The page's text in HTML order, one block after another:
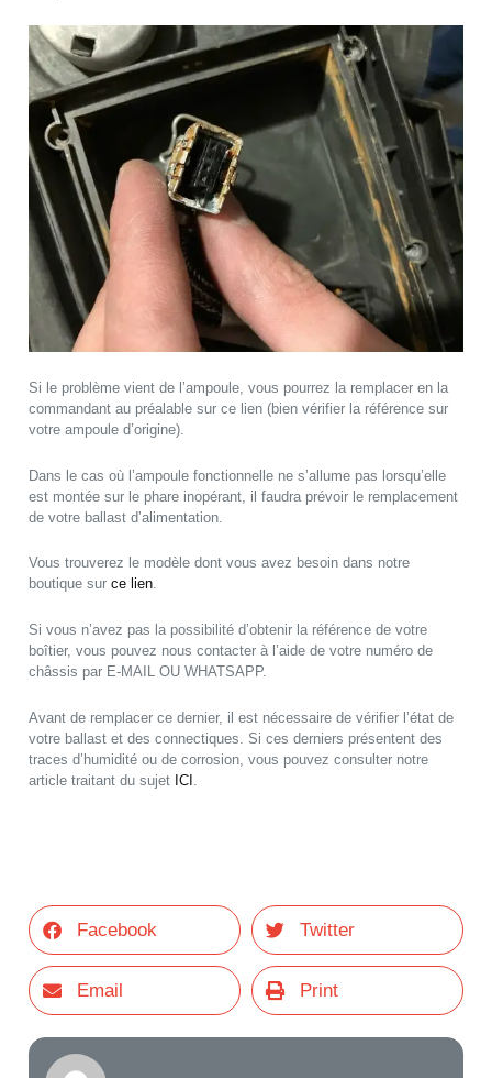
Si le problème vient de l’ampoule, vous pourrez la remplacer en la
commandant au préalable sur ce lien (bien vérifier la référence sur
votre ampoule d’origine).
Dans le cas où l’ampoule fonctionnelle ne s’allume pas lorsqu’elle
est montée sur le phare inopérant, il faudra prévoir le remplacement
de votre ballast d’alimentation.
Vous trouverez le modèle dont vous avez besoin dans notre
boutique surce lien.
Si vous n’avez pas la possibilité d’obtenir la référence de votre
boîtier, vous pouvez nous contacter à l’aide de votre numéro de
châssis par E-MAIL OU WHATSAPP.
Avant de remplacer ce dernier, il est nécessaire de vérifier l’état de
votre ballast et des connectiques. Si ces derniers présentent des
traces d’humidité ou de corrosion, vous pouvez consulter notre
article traitant du sujet ICI
Facebook Twitter
Email Print